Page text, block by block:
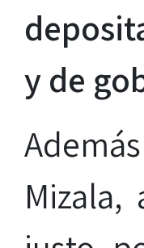
y de